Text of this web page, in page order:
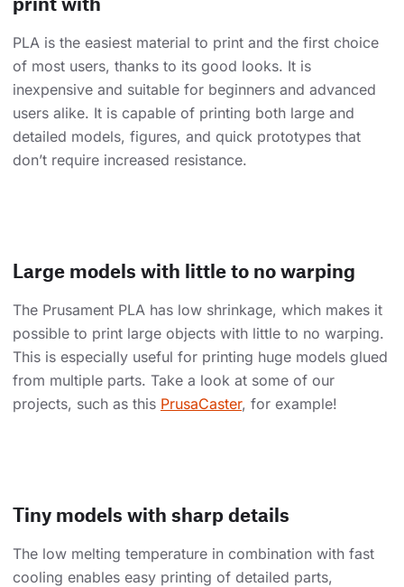
PLA is the easiest material to print and the first choice
of most users, thanks to its good looks. It is
inexpensive and suitable for beginners and advanced
users alike. It is capable of printing both large and
detailed models, figures, and quick prototypes that
don’t require increased resistance.
Large models with little to no warping
The Prusament PLA has low shrinkage, which makes it
possible to print large objects with little to no warping.
This is especially useful for printing huge models glued
from multiple parts. Take a look at some of our
projects, such as this PrusaCaster, for example!
Tiny models with sharp details
The low melting temperature in combination with fast
cooling enables easy printing of detailed parts,